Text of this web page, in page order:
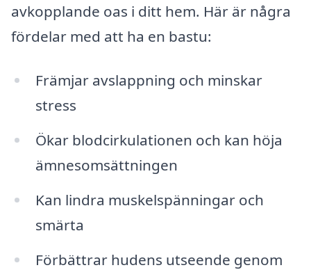
avkopplande oas i ditt hem. Här är några
fördelar med att ha en bastu:
Främjar avslappning och minskar
stress
Ökar blodcirkulationen och kan höja
ämnesomsättningen
Kan lindra muskelspänningar och
smärta
Förbättrar hudens utseende genom